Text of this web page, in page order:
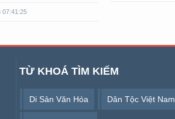
07:41:25
TỪ KHOÁ TÌM KIẾM
Di Sản Văn Hóa Dân Tộc Việt Nam